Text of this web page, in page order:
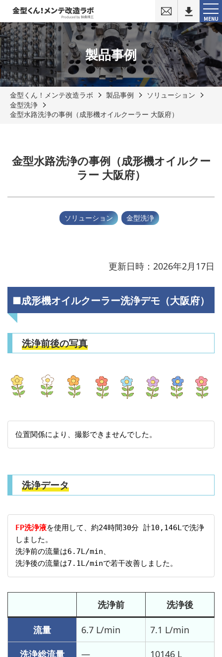
MENU
い
合
わ
せ
製品事例
金型くん！メンテ改造ラボ 製品事例
ソリューション
金型洗浄
金型水路洗浄の事例（成形機オイルクーラー 大阪府）
金型水路洗浄の事例（成形機オイルクー
ラー 大阪府）
ソリューション 金型洗浄
更新日時：2026年2月17日
■成形機オイルクーラー洗浄デモ（大阪府）
洗浄前後の写真
位置関係により、撮影できませんでした。
洗浄データ
FP洗浄液を使用して、約24時間30分 計10,146Lで洗浄
しました。
洗浄前の流量は6.7L/min、
洗浄後の流量は7.1L/minで若干改善しました。
洗浄前 洗浄後
流量 6.7 L/min 7.1 L/min
洗浄総流量 — 10146 L